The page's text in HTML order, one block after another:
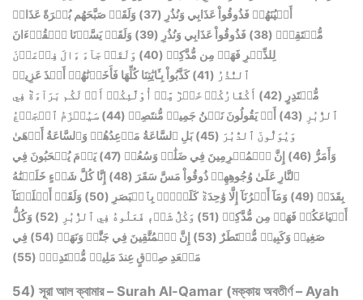
أَعۡيُنَهُمۡ فَذُوقُواْ عَذَابِي وَنُذُرِ (37)
وَلَقَدۡ صَبَّحَهُم بُكۡرَةً عَذَابٞ
مُّسۡتَقِرّٞ (38) فَذُوقُواْ عَذَابِي وَنُذُرِ (39)
وَلَقَدۡ يَسَّرۡنَا ٱلۡقُرۡءَانَ
لِلذِّكۡرِ فَهَلۡ مِن مُّدَّكِرٖ (40)
وَلَقَدۡ جَآءَ ءَالَ فِرۡعَوۡنَ
ٱلنُّذُرُ (41)
كَذَّبُواْ بِـَٔايَٰتِنَا كُلِّهَا فَأَخَذۡنَٰهُمۡ أَخۡذَ عَزِيزٖ
مُّقۡتَدِرٍ (42)
أَكُفَّارُكُمۡ خَيۡرٞ مِّنۡ أُوْلَٰٓئِكُمۡ أَمۡ لَكُم بَرَآءَةٞ فِي
ٱلزُّبُرِ (43) أَمۡ يَقُولُونَ نَحۡنُ جَمِيعٞ مُّنتَصِرٞ (44)
سَيُهۡزَمُ ٱلۡجَمۡعُ
وَيُوَلُّونَ ٱلدُّبُرَ (45)
بَلِ ٱلسَّاعَةُ مَوۡعِدُهُمۡ وَٱلسَّاعَةُ أَدۡهَىٰ
وَأَمَرُّ (46) إِنَّ ٱلۡمُجۡرِمِينَ فِي ضَلَٰلٖ وَسُعُرٖ (47)
يَوۡمَ يُسۡحَبُونَ فِي
ٱلنَّارِ عَلَىٰ وُجُوهِهِمۡ ذُوقُواْ مَسَّ سَقَرَ (48)
إِنَّا كُلَّ شَيۡءٍ خَلَقۡنَٰهُ
بِقَدَرٖ (49) وَمَآ أَمۡرُنَآ إِلَّا وَٰحِدَةٞ كَلَمۡحِۭ بِٱلۡبَصَرِ (50)
وَلَقَدۡ أَهۡلَكۡنَآ
أَشۡيَاعَكُمۡ فَهَلۡ مِن مُّدَّكِرٖ (51) وَكُلُّ شَيۡءٖ فَعَلُوهُ فِي ٱلزُّبُرِ (52)
وَكُلُّ
صَغِيرٖ وَكَبِيرٖ مُّسۡتَطَرٌ (53) إِنَّ ٱلۡمُتَّقِينَ فِي جَنَّٰتٖ وَنَهَرٖ (54)
فِي
مَقۡعَدِ صِدۡقٍ عِندَ مَلِيكٖ مُّقۡتَدِرِۭ (55)
54) সূরা আল ক্বামার – Surah Al-Qamar (মক্কায় অবতীর্ণ – Ayah